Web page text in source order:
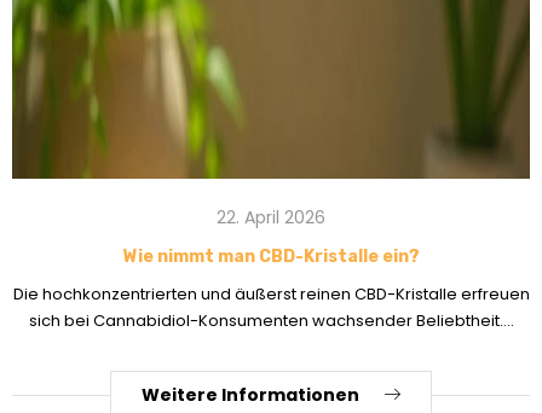
22. April 2026
Wie nimmt man CBD-Kristalle ein?
Die hochkonzentrierten und äußerst reinen CBD-Kristalle erfreuen
sich bei Cannabidiol-Konsumenten wachsender Beliebtheit....
Weitere Informationen